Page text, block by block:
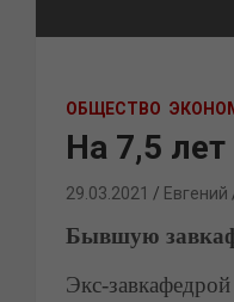
ОБЩЕСТВО
На 7,5
29.03.2021 Евгений
Бывшую
Экс-